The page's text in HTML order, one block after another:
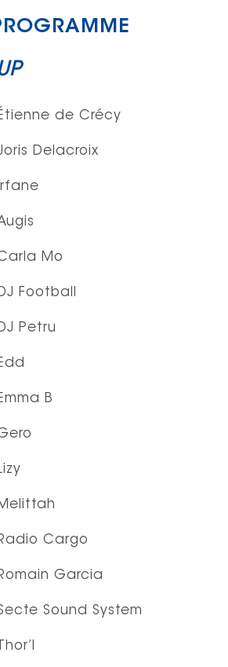
de Crécy
Delacroix
Irfane
Mo
Football
Petru
B
Radio Cargo
Romain Garcia
Sound System
Thor’l